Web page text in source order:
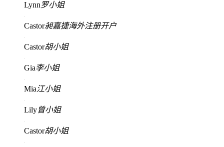
Lynn罗小姐
Castor昶嘉捷海外注册开户
Castor胡小姐
Gia李小姐
Mia江小姐
Lily曾小姐
Castor胡小姐